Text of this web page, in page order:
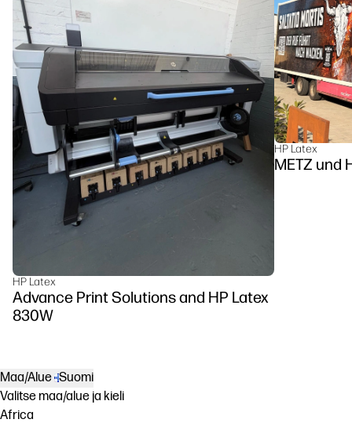
HP Latex
Advance Print Solutions and HP Latex
830W
HP Latex
METZ
Maa/Alue Suomi
Valitse maa/alue ja kieli
Africa